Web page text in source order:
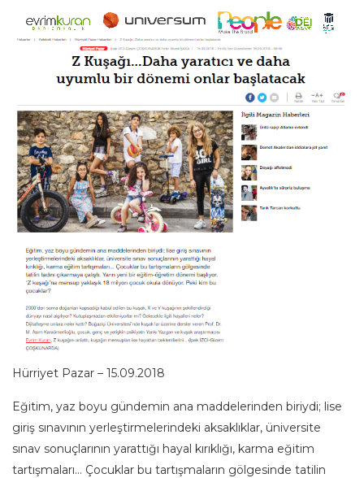
Hürriyet Pazar – 15.09.2018
Eğitim, yaz boyu gündemin ana maddelerinden biriydi; lise
giriş sınavının yerleştirmelerindeki aksaklıklar, üniversite
sınav sonuçlarının yarattığı hayal kırıklığı, karma eğitim
tartışmaları… Çocuklar bu tartışmaların gölgesinde tatilin